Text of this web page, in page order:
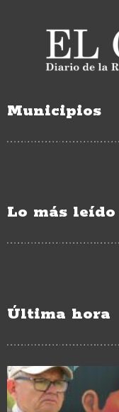
Municipios
Lo más leído
Última hora